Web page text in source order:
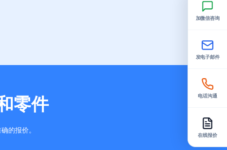
零件
的报价。
加微信咨询
发电子邮件
电话沟通
在线报价